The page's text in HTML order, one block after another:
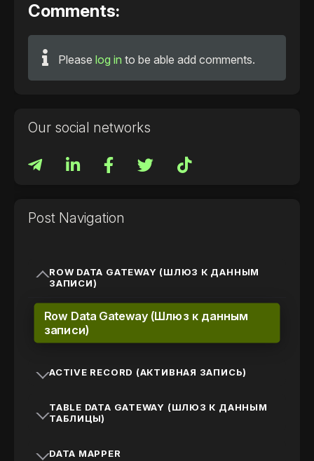
Comments:
Please log in to be able add comments.
Our social networks
Post Navigation
ROW DATA GATEWAY (ШЛЮЗ К ДАННЫМ
ЗАПИСИ)
Row Data Gateway (Шлюз к данным
записи)
ACTIVE RECORD (АКТИВНАЯ ЗАПИСЬ)
TABLE DATA GATEWAY (ШЛЮЗ К ДАННЫМ
ТАБЛИЦЫ)
DATA MAPPER